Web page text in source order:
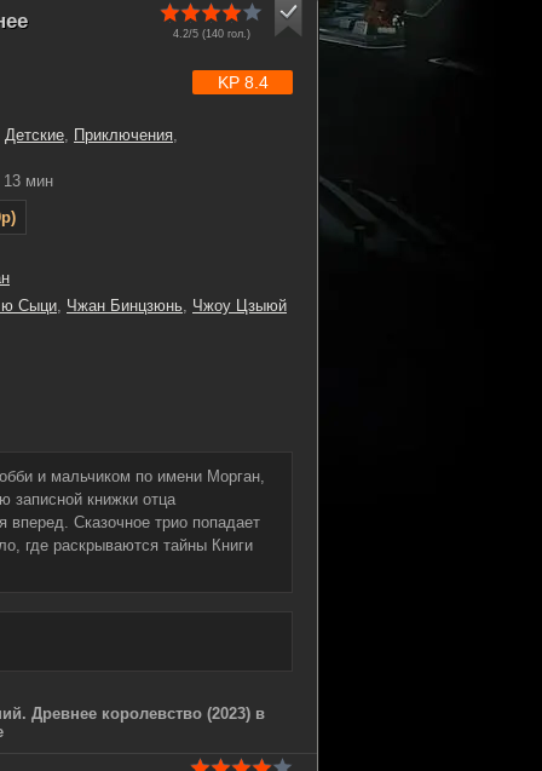
4.2/5 (140гол.)
Детские, Приключения,
13 мин
KP 8.4
Сыци, Чжан Бинцзюнь, Чжоу Цзыюй
и мальчиком по имени Морган,
записной книжки отца
вперед. Сказочное трио попадает
где раскрываются тайны Книги
Древнее королевство (2023) в